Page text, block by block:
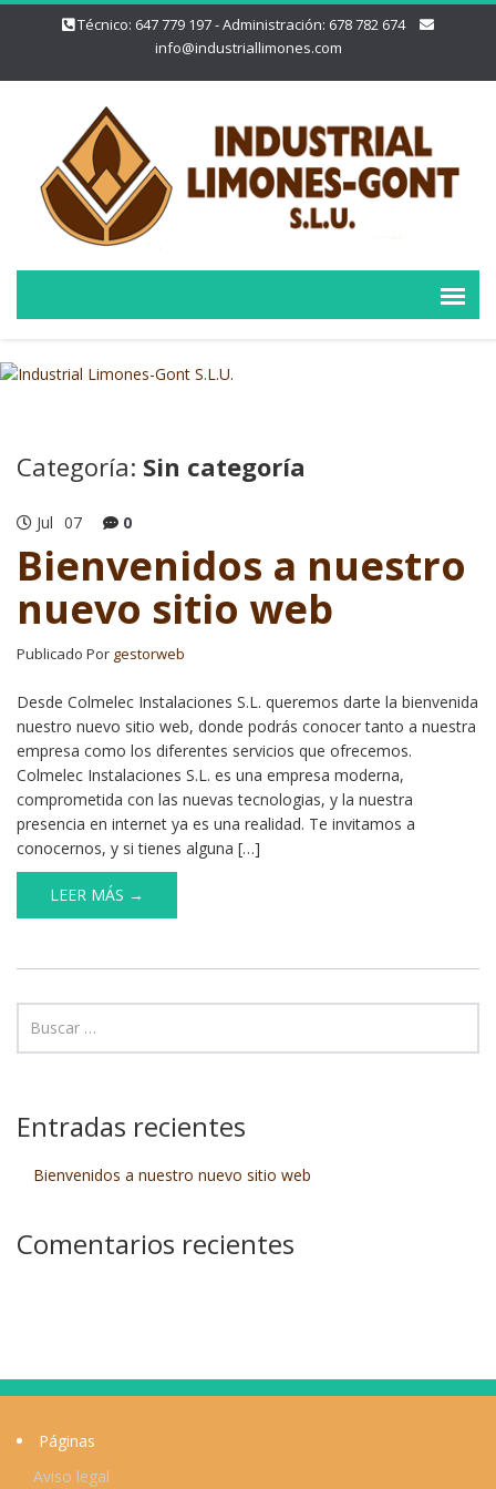
Técnico: 647 779 197 - Administración: 678 782 674
info@industriallimones.com
Categoría: Sin categoría
Jul 07 0
Bienvenidos a nuestro
nuevo sitio web
Publicado Por gestorweb
Desde Colmelec Instalaciones S.L. queremos darte la bienvenida
nuestro nuevo sitio web, donde podrás conocer tanto a nuestra
empresa como los diferentes servicios que ofrecemos.
Colmelec Instalaciones S.L. es una empresa moderna,
comprometida con las nuevas tecnologias, y la nuestra
presencia en internet ya es una realidad. Te invitamos a
conocernos, y si tienes alguna […]
LEER MÁS →
Entradas recientes
Bienvenidos a nuestro nuevo sitio web
Comentarios recientes
Páginas
Aviso legal